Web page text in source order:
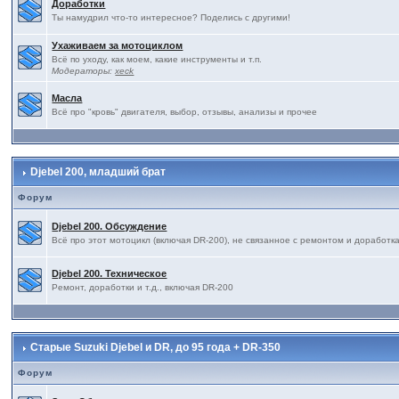
Доработки
Ты намудрил что-то интересное? Поделись с другими!
Ухаживаем за мотоциклом
Всё по уходу, как моем, какие инструменты и т.п.
Модераторы: xeck
Масла
Всё про "кровь" двигателя, выбор, отзывы, анализы и прочее
Djebel 200, младший брат
Форум
Djebel 200. Обсуждение
Всё про этот мотоцикл (включая DR-200), не связанное с ремонтом и
Djebel 200. Техническое
Ремонт, доработки и т.д., включая DR-200
Старые Suzuki Djebel и DR, до 95 года + DR-350
Форум